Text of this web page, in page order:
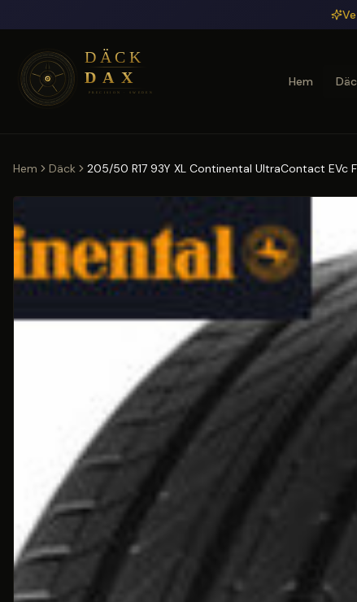
Hem
Hem Däck 205/50 R17 93Y XL Continental UltraContact EVc